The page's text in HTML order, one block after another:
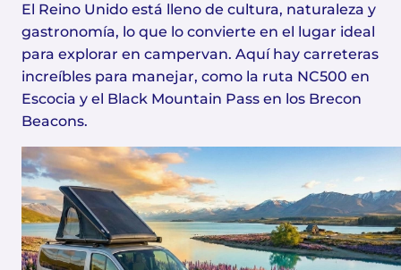
El Reino Unido está lleno de cultura, naturaleza y
gastronomía, lo que lo convierte en el lugar ideal
para explorar en campervan. Aquí hay carreteras
increíbles para manejar, como la ruta NC500 en
Escocia y el Black Mountain Pass en los Brecon
Beacons.